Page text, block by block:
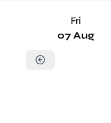
Fri
07 Aug